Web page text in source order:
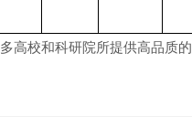
高校和科研院所提供高品质的